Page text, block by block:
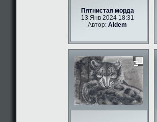
Пятнистая морда
13 Янв 2024 18:31
Автор:Aldem